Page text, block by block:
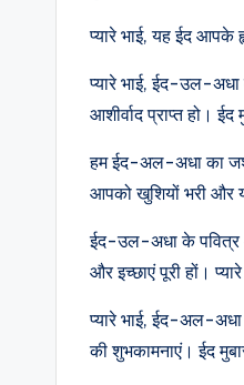
प्यारे भाई, यह ईद
प्यारे भाई, ईद-उल-
आशीर्वाद प्राप्त हो। ईद
हम ईद-अल-अधा का
आपको खुशियों भरी और
ईद-उल-अधा के पवित्र
और इच्छाएं पूरी हों।
प्यारे भाई, ईद-अल-
की शुभकामनाएं। ईद